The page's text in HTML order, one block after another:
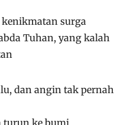
surga
Tuhan, yang kalah
dan angin tak pernah
turun ke bumi